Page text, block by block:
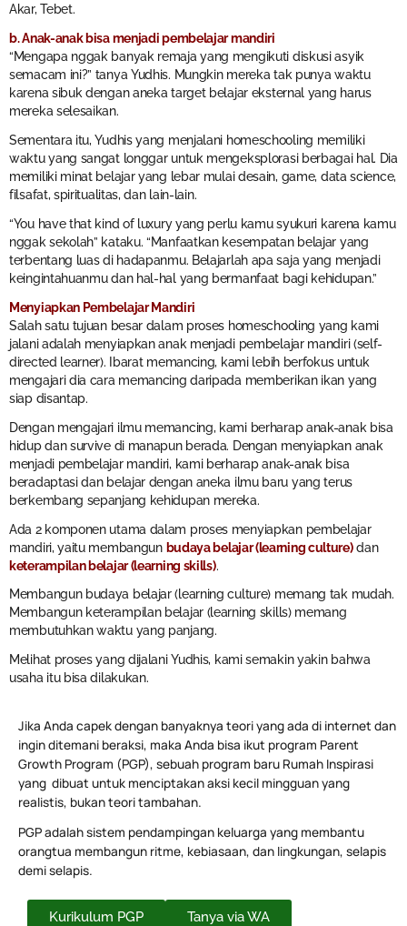
Akar, Tebet.
b. Anak-anak bisa menjadi pembelajar mandiri
“Mengapa nggak banyak remaja yang mengikuti diskusi asyik
semacam ini?” tanya Yudhis. Mungkin mereka tak punya waktu
karena sibuk dengan aneka target belajar eksternal yang harus
mereka selesaikan.
Sementara itu, Yudhis yang menjalani homeschooling memiliki
waktu yang sangat longgar untuk mengeksplorasi berbagai hal. Dia
memiliki minat belajar yang lebar mulai desain, game, data science,
filsafat, spiritualitas, dan lain-lain.
“You have that kind of luxury yang perlu kamu syukuri karena kamu
nggak sekolah” kataku. “Manfaatkan kesempatan belajar yang
terbentang luas di hadapanmu. Belajarlah apa saja yang menjadi
keingintahuanmu dan hal-hal yang bermanfaat bagi kehidupan.”
Menyiapkan Pembelajar Mandiri
Salah satu tujuan besar dalam proses homeschooling yang kami
jalani adalah menyiapkan anak menjadi pembelajar mandiri (self-
directed learner). Ibarat memancing, kami lebih berfokus untuk
mengajari dia cara memancing daripada memberikan ikan yang
siap disantap.
Dengan mengajari ilmu memancing, kami berharap anak-anak bisa
hidup dan survive di manapun berada. Dengan menyiapkan anak
menjadi pembelajar mandiri, kami berharap anak-anak bisa
beradaptasi dan belajar dengan aneka ilmu baru yang terus
berkembang sepanjang kehidupan mereka.
Ada 2 komponen utama dalam proses menyiapkan pembelajar
mandiri, yaitu membangun budaya belajar (learning culture)dan
keterampilan belajar (learning skills).
Membangun budaya belajar (learning culture) memang tak mudah.
Membangun keterampilan belajar (learning skills) memang
membutuhkan waktu yang panjang.
Melihat proses yang dijalani Yudhis, kami semakin yakin bahwa
usaha itu bisa dilakukan.
Jika Anda capek dengan banyaknya teori yang ada di internet dan
ingin ditemani beraksi, maka Anda bisa ikut program Parent
Growth Program (PGP), sebuah program baru Rumah Inspirasi
yang dibuat untuk menciptakan aksi kecil mingguan yang
realistis, bukan teori tambahan.
PGP adalah sistem pendampingan keluarga yang membantu
orangtua membangun ritme, kebiasaan, dan lingkungan, selapis
demi selapis.
Kurikulum PGP Tanya via WA